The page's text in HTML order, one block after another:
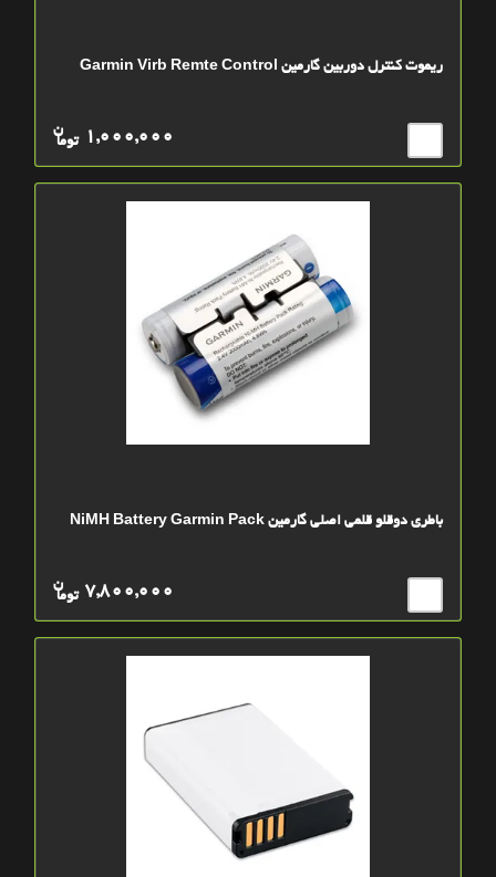
ریموت کنترل دوربین گارمین Garmin Virb Remte Control
توما
ن 1,000,000
باطری دوقلو قلمی اصلی گارمین NiMH Battery Garmin Pack
توما
ن 7,800,000